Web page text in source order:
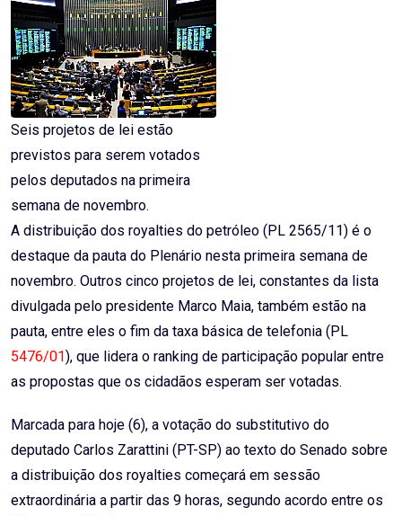
Seis projetos de lei estão
previstos para serem votados
pelos deputados na primeira
semana de novembro.
A distribuição dos royalties do petróleo (PL 2565/11) é o
destaque da pauta do Plenário nesta primeira semana de
novembro. Outros cinco projetos de lei, constantes da lista
divulgada pelo presidente Marco Maia, também estão na
pauta, entre eles o fim da taxa básica de telefonia (PL
5476/01), que lidera o ranking de participação popular entre
as propostas que os cidadãos esperam ser votadas.
Marcada para hoje (6), a votação do substitutivo do
deputado Carlos Zarattini (PT-SP) ao texto do Senado sobre
a distribuição dos royalties começará em sessão
extraordinária a partir das 9 horas, segundo acordo entre os